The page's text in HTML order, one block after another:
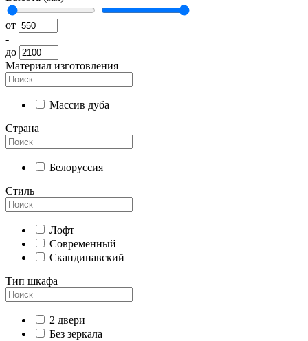
от
-
до
Материал изготовления
Массив дуба
Страна
Белоруссия
Стиль
Лофт
Современный
Скандинавский
Тип шкафа
2 двери
Без зеркала